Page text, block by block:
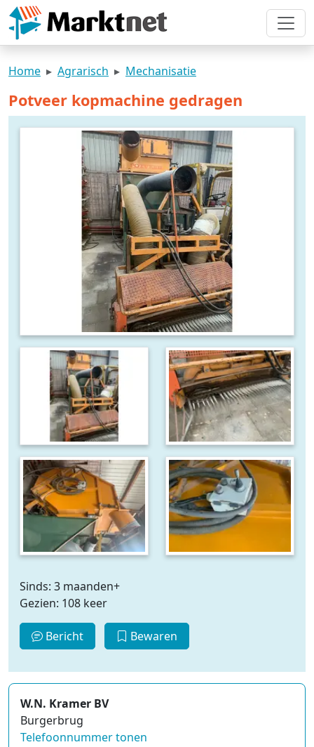
Home Agrarisch Mechanisatie
Potveer kopmachine gedragen
Sinds: 3 maanden+
Gezien: 108 keer
Bericht Bewaren
W.N. Kramer BV
Burgerbrug
Telefoonnummer tonen